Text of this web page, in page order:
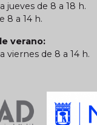
jueves de 8 a 18 h.
8 a 14 h.
verano:
viernes de 8 a 14 h.